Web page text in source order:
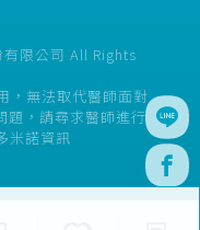
限公司 All Rights
，無法取代醫師面對
題，請尋求醫師進行
米諾資訊